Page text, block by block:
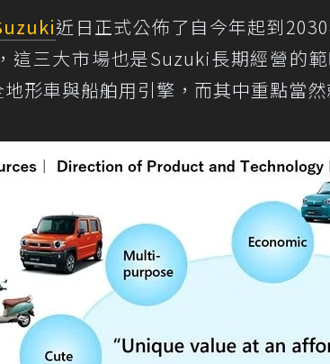
近日正式公佈了自今年起到
這三大市場也是Suzuki長期經營的
地形車與船舶用引擎，而其中重點當